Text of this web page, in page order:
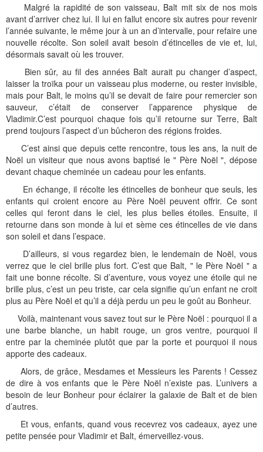
Malgré la rapidité de son vaisseau, Balt mit six de nos mois
avant d’arriver chez lui. Il lui en fallut encore six autres pour revenir
l’année suivante, le même jour à un an d’intervalle, pour refaire une
nouvelle récolte. Son soleil avait besoin d’étincelles de vie et, lui,
désormais savait où les trouver.
Bien sûr, au fil des années Balt aurait pu changer d’aspect,
laisser la troïka pour un vaisseau plus moderne, ou rester invisible,
mais pour Balt, le moins qu’il se devait de faire pour remercier son
sauveur, c’était de conserver l’apparence physique de
Vladimir.C’est pourquoi chaque fois qu’il retourne sur Terre, Balt
prend toujours l’aspect d’un bûcheron des régions froides.
C’est ainsi que depuis cette rencontre, tous les ans, la nuit de
Noël un visiteur que nous avons baptisé le " Père Noël ", dépose
devant chaque cheminée un cadeau pour les enfants.
En échange, il récolte les étincelles de bonheur que seuls, les
enfants qui croient encore au Père Noël peuvent offrir. Ce sont
celles qui feront dans le ciel, les plus belles étoiles. Ensuite, il
retourne dans son monde à lui et sème ces étincelles de vie dans
son soleil et dans l’espace.
D’ailleurs, si vous regardez bien, le lendemain de Noël, vous
verrez que le ciel brille plus fort. C’est que Balt, " le Père Noël " a
fait une bonne récolte. Si d’aventure, vous voyez une étoile qui ne
brille plus, c’est un peu triste, car cela signifie qu’un enfant ne croit
plus au Père Noël et qu’il a déjà perdu un peu le goût au Bonheur.
Voilà, maintenant vous savez tout sur le Père Noël : pourquoi il a
une barbe blanche, un habit rouge, un gros ventre, pourquoi il
entre par la cheminée plutôt que par la porte et pourquoi il nous
apporte des cadeaux.
Alors, de grâce, Mesdames et Messieurs les Parents ! Cessez
de dire à vos enfants que le Père Noël n’existe pas. L’univers a
besoin de leur Bonheur pour éclairer la galaxie de Balt et de bien
d’autres.
Et vous, enfants, quand vous recevrez vos cadeaux, ayez une
petite pensée pour Vladimir et Balt, émerveillez-vous.